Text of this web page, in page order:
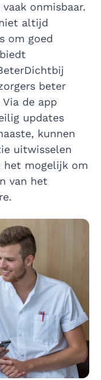
onmisbaar.
altijd
om goed
beter
de app
updates
kunnen
uitwisselen
mogelijk om
van het